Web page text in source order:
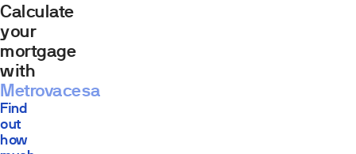
Calculate
your
mortgage
with
Metrovacesa
Find
out
how